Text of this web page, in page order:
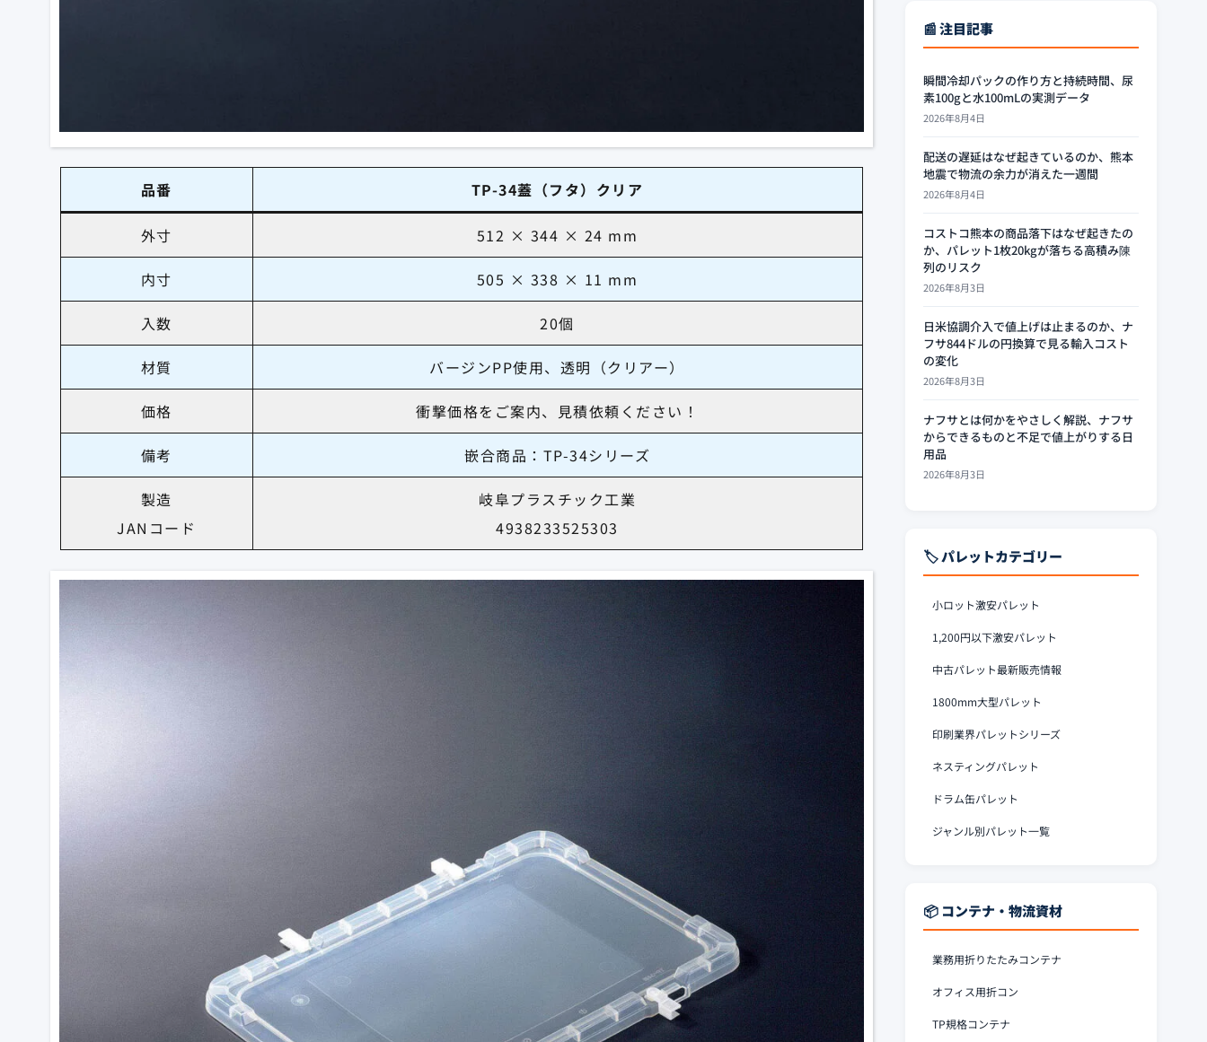
品番 TP-34蓋（フタ）クリア
外寸 512 × 344 × 24 mm
内寸 505 × 338 × 11 mm
入数 20個
材質 バージンPP使用、透明（クリアー）
価格 衝撃価格をご案内、見積依頼ください！
備考 嵌合商品：TP-34シリーズ
製造
JANコード
岐阜プラスチック工業
4938233525303
📰 注目記事
瞬間冷却パックの作り方と持続時間、尿
素100gと水100mLの実測データ
2026年8月4日
配送の遅延はなぜ起きているのか、熊本
地震で物流の余力が消えた一週間
2026年8月4日
コストコ熊本の商品落下はなぜ起きたの
か、パレット1枚20kgが落ちる高積み陳
列のリスク
2026年8月3日
日米協調介入で値上げは止まるのか、ナ
フサ844ドルの円換算で見る輸入コスト
の変化
2026年8月3日
ナフサとは何かをやさしく解説、ナフサ
からできるものと不足で値上がりする日
用品
2026年8月3日
🏷️ パレットカテゴリー
小ロット激安パレット
1,200円以下激安パレット
中古パレット最新販売情報
1800mm大型パレット
印刷業界パレットシリーズ
ネスティングパレット
ドラム缶パレット
ジャンル別パレット一覧
📦 コンテナ・物流資材
業務用折りたたみコンテナ
オフィス用折コン
TP規格コンテナ